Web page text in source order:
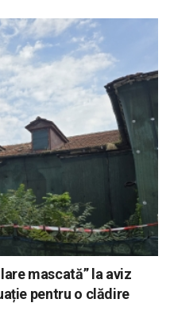
mascată” la aviz
pentru o clădire